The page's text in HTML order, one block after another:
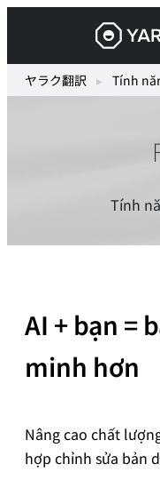
content
ヤ
ラ
ク
翻
の
動
翻
訳・
翻
訳
ヤラク翻訳 ▸ Tính
Tính
AI + bạn =
minh hơn
Nâng cao chất
hợp chỉnh sửa bản